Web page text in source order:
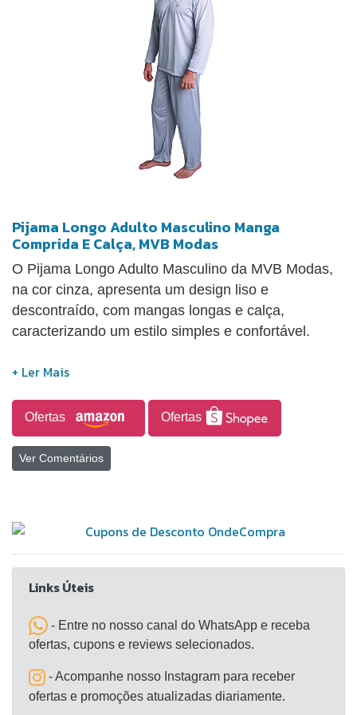
Pijama Longo Adulto Masculino Manga
Comprida E Calça, MVB Modas
O Pijama Longo Adulto Masculino da MVB Modas,
na cor cinza, apresenta um design liso e
descontraído, com mangas longas e calça,
caracterizando um estilo simples e confortável.
Ofertas Ofertas
Ver Comentários
Links Úteis
- Entre no nosso canal do WhatsApp e receba
ofertas, cupons e reviews selecionados.
- Acompanhe nosso Instagram para receber
ofertas e promoções atualizadas diariamente.